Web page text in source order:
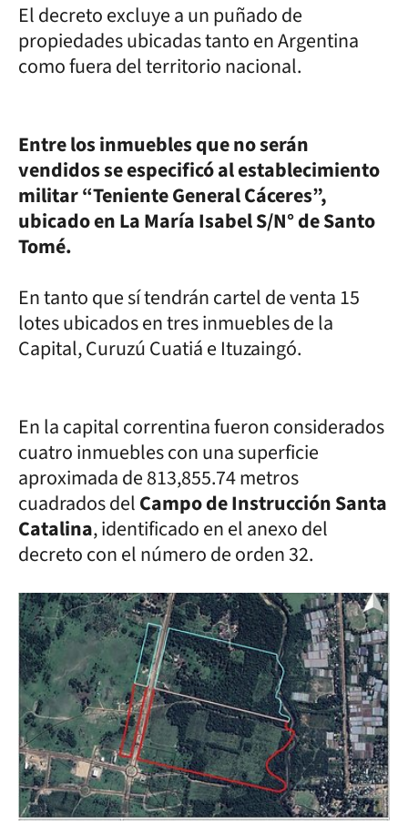
El decreto excluye a un puñado de
propiedades ubicadas tanto en Argentina
como fuera del territorio nacional.
Entre los inmuebles que no serán
vendidos se especificó al establecimiento
militar “Teniente General Cáceres”,
ubicado en La María Isabel S/N° de Santo
Tomé.
En tanto que sí tendrán cartel de venta 15
lotes ubicados en tres inmuebles de la
Capital, Curuzú Cuatiá e Ituzaingó.
En la capital correntina fueron considerados
cuatro inmuebles con una superficie
aproximada de 813,855.74 metros
cuadrados delCampo de Instrucción Santa
Catalina, identificado en el anexo del
decreto con el número de orden 32.